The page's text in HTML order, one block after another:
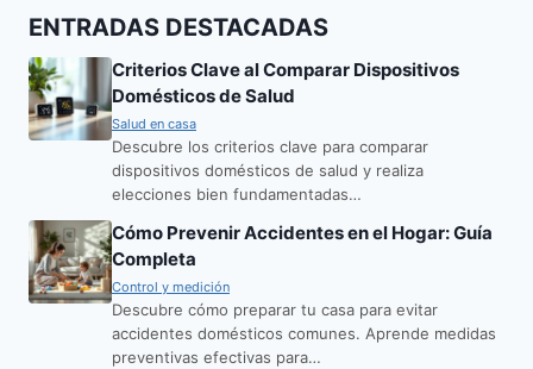
ENTRADAS DESTACADAS
Criterios Clave al Comparar Dispositivos
Domésticos de Salud
Salud en casa
Descubre los criterios clave para comparar
dispositivos domésticos de salud y realiza
elecciones bien fundamentadas…
Cómo Prevenir Accidentes en el Hogar: Guía
Completa
Control y medición
Descubre cómo preparar tu casa para evitar
accidentes domésticos comunes. Aprende medidas
preventivas efectivas para…